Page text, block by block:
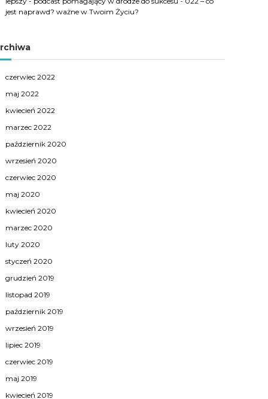
jest naprawd? ważne w Twoim Życiu?
czerwiec 2022
maj 2022
kwiecień 2022
marzec 2022
październik 2020
wrzesień 2020
czerwiec 2020
maj 2020
kwiecień 2020
marzec 2020
luty 2020
styczeń 2020
grudzień 2019
listopad 2019
październik 2019
wrzesień 2019
lipiec 2019
czerwiec 2019
maj 2019
kwiecień 2019